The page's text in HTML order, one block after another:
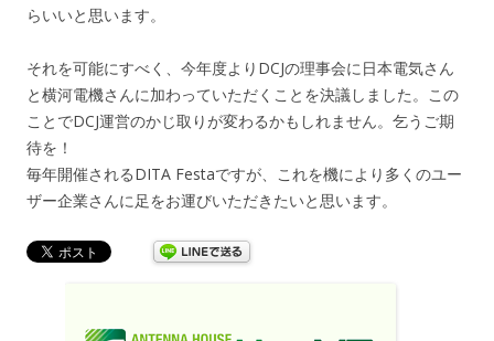
らいいと思います。
それを可能にすべく、今年度よりDCJの理事会に日本電気さん
と横河電機さんに加わっていただくことを決議しました。この
ことでDCJ運営のかじ取りが変わるかもしれません。乞うご期
待を！
毎年開催されるDITA Festaですが、これを機により多くのユー
ザー企業さんに足をお運びいただきたいと思います。